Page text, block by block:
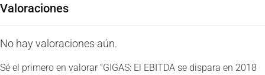
Valoraciones
No hay valoraciones aún.
Sé el primero en valorar “GIGAS: El EBITDA se dispara en 2018